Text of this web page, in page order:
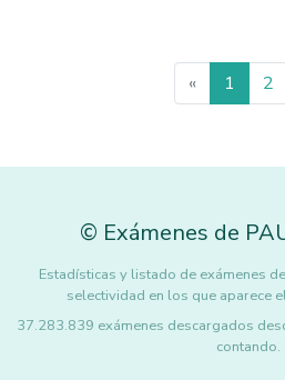
« 1 2
© Exámenes de
Estadísticas y listado de exámenes de
selectividad en los que aparece
37.283.839 exámenes descargados
contando.